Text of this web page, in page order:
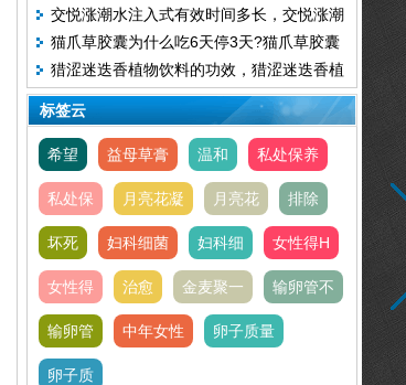
子的紧润丹较好
交悦涨潮水注入式有效时间多长，交悦涨潮
水几代效果好
猫爪草胶囊为什么吃6天停3天?猫爪草胶囊
会导致血压高吗
猎涩迷迭香植物饮料的功效，猎涩迷迭香植
物饮料使用方法
标签云
希望 益母草膏 温和 私处保养
私处保 月亮花凝 月亮花 排除
坏死 妇科细菌 妇科细 女性得H
女性得 治愈 金麦聚一 输卵管不
输卵管 中年女性 卵子质量
卵子质